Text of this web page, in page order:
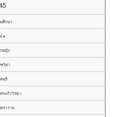
ศึกษา
ม.๑
หญิง
ริตา
ทุรี
ทรแก้ววิทยา
ราราม